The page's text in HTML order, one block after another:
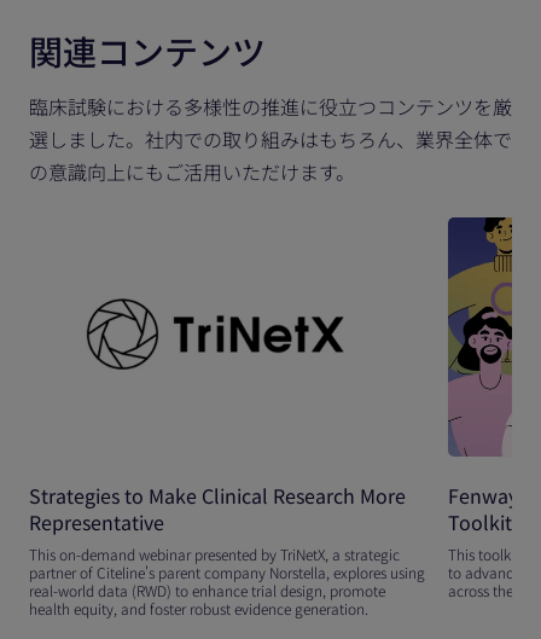
関連コンテンツ
臨床試験における多様性の推進に役立つコンテンツを厳
選しました。社内での取り組みはもちろん、業界全体で
の意識向上にもご活用いただけます。
Strategies to Make Clinical Research More
Representative
This on-demand webinar presented by TriNetX, a strategic
partner of Citeline's parent company Norstella, explores using
real-world data (RWD) to enhance trial design, promote
health equity, and foster robust evidence generation.
Fenway
Toolkit
This toolkit
to advance
across the